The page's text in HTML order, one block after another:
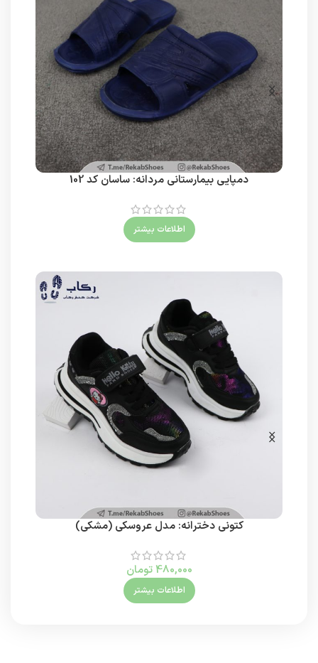
دمپایی بیمارستانی مردانه: ساسان کد 102
اطلاعات بیشتر
کتونی دخترانه: مدل عروسکی (مشکی)
480,000 تومان
اطلاعات بیشتر